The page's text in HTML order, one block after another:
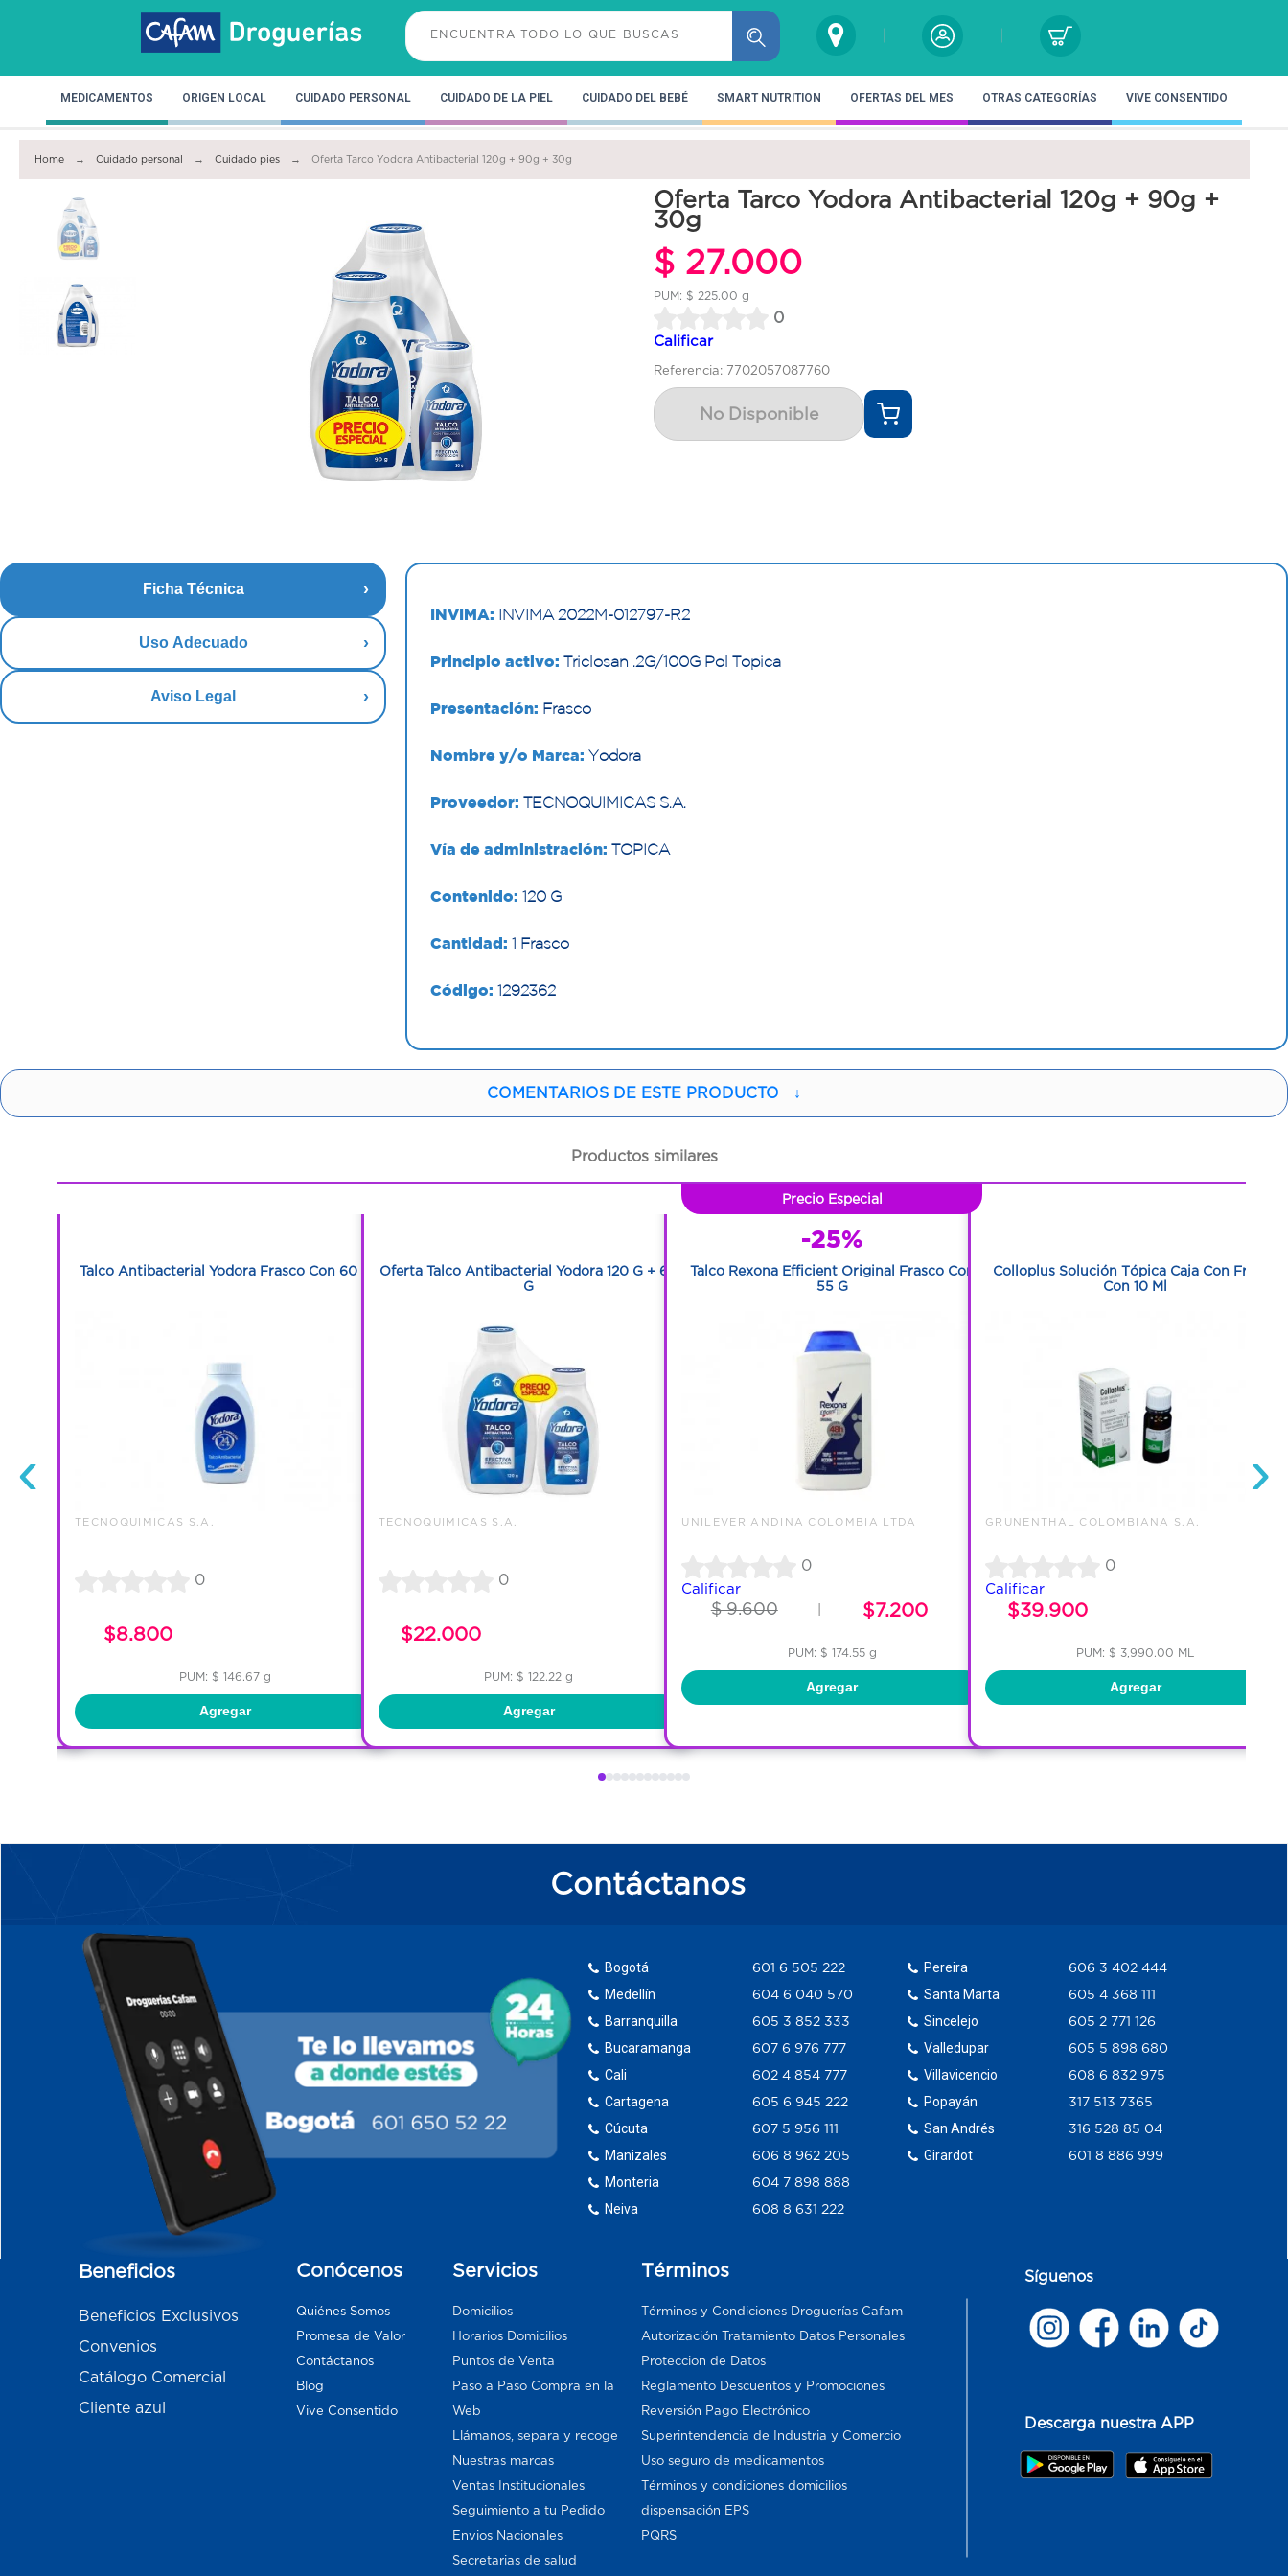
MEDICAMENTOS ORIGEN LOCAL CUIDADO PERSONAL CUIDADO DE LA PIEL CUIDADO DEL BEBÉ SMART NUTRITION OFERTAS DEL MES OTRAS CATEGORÍAS VIVE CONSENTIDO
Home Cuidado personal Cuidado pies Oferta Tarco Yodora Antibacterial 120g + 90g + 30g
Oferta Tarco Yodora Antibacterial 120g + 90g +
30g
$ 27.000
PUM: $ 225.00 g
0
Calificar
Referencia: 7702057087760
No Disponible
Ficha Técnica
Uso Adecuado
Aviso Legal
INVIMA: INVIMA 2022M-012797-R2
Principio activo: Triclosan .2G/100G Pol Topica
Presentación: Frasco
Nombre y/o Marca: Yodora
Proveedor: TECNOQUIMICAS S.A.
Vía de administración: TOPICA
Contenido: 120 G
Cantidad: 1 Frasco
Código: 1292362
COMENTARIOS DE ESTE PRODUCTO ↓
Productos similares
‹
Talco Antibacterial Yodora Frasco Con 60 G
TECNOQUIMICAS S.A.
0
$8.800
PUM: $ 146.67 g
Agregar
Oferta Talco Antibacterial Yodora 120 G + 60
G
TECNOQUIMICAS S.A.
0
$22.000
PUM: $ 122.22 g
Agregar
Precio Especial
-25%
Talco Rexona Efficient Original Frasco Con
55 G
UNILEVER ANDINA COLOMBIA LTDA
0
Calificar
$ 9.600 $7.200
PUM: $ 174.55 g
Agregar
Colloplus Solución Tópica Caja Con Frasco
Con 10 Ml
GRUNENTHAL COLOMBIANA S.A.
0
Calificar
$39.900
PUM: $ 3,990.00 ML
Agregar
›
Contáctanos
Bogotá
Medellín
Barranquilla
Bucaramanga
Cali
Cartagena
Cúcuta
Manizales
Monteria
Neiva
601 6 505 222
604 6 040 570
605 3 852 333
607 6 976 777
602 4 854 777
605 6 945 222
607 5 956 111
606 8 962 205
604 7 898 888
608 8 631 222
Pereira
Santa Marta
Sincelejo
Valledupar
Villavicencio
Popayán
San Andrés
Girardot
606 3 402 444
605 4 368 111
605 2 771 126
605 5 898 680
608 6 832 975
317 513 7365
316 528 85 04
601 8 886 999
Beneficios
Beneficios Exclusivos
Convenios
Catálogo Comercial
Cliente azul
Conócenos
Quiénes Somos
Promesa de Valor
Contáctanos
Blog
Vive Consentido
Servicios
Domicilios
Horarios Domicilios
Puntos de Venta
Paso a Paso Compra en la
Web
Llámanos, separa y recoge
Nuestras marcas
Ventas Institucionales
Seguimiento a tu Pedido
Envios Nacionales
Secretarias de salud
Términos
Términos y Condiciones Droguerías Cafam
Autorización Tratamiento Datos Personales
Proteccion de Datos
Reglamento Descuentos y Promociones
Reversión Pago Electrónico
Superintendencia de Industria y Comercio
Uso seguro de medicamentos
Términos y condiciones domicilios
dispensación EPS
PQRS
Síguenos
Descarga nuestra APP